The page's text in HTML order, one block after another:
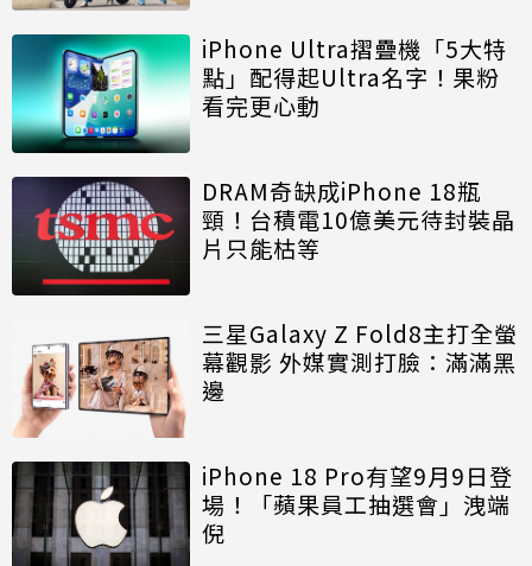
iPhone Ultra摺疊機「5大特
點」配得起Ultra名字！果粉
看完更心動
DRAM奇缺成iPhone 18瓶
頸！台積電10億美元待封裝晶
片只能枯等
三星Galaxy Z Fold8主打全螢
幕觀影 外媒實測打臉：滿滿黑
邊
iPhone 18 Pro有望9月9日登
場！「蘋果員工抽選會」洩端
倪